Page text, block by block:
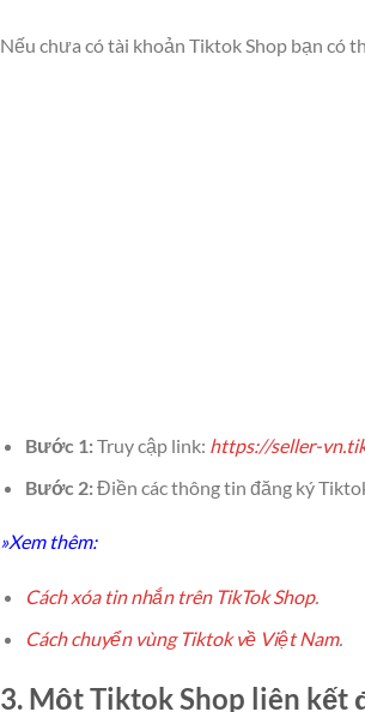
Nếu chưa có tài khoản Tiktok Shop bạn có
Bước 1:Truy cập link: https://seller-
Bước 2:Điền các thông tin đăng ký
»Xem thêm:
Cách xóa tin nhắn trên TikTok Shop.
Cách chuyển vùng Tiktok về Việt Nam.
3. Một Tiktok Shop liên kết